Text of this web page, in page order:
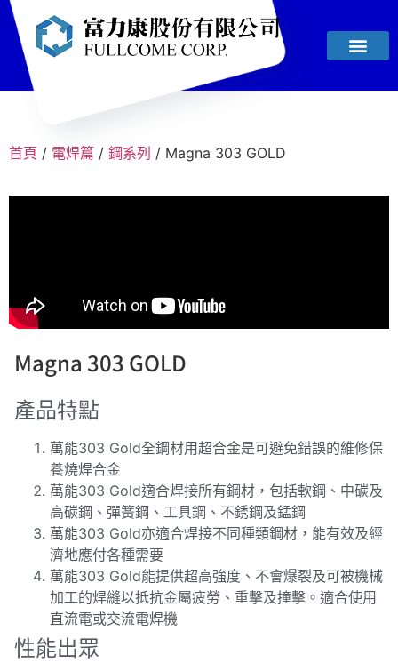
首頁 / 電焊篇 / 鋼系列 / Magna 303 GOLD
Magna 303 GOLD
產品特點
萬能303 Gold全鋼材用超合金是可避免錯誤的維修保
養燒焊合金
萬能303 Gold適合焊接所有鋼材，包括軟鋼、中碳及
高碳鋼、彈簧鋼、工具鋼、不銹鋼及錳鋼
萬能303 Gold亦適合焊接不同種類鋼材，能有效及經
濟地應付各種需要
萬能303 Gold能提供超高強度、不會爆裂及可被機械
加工的焊縫以抵抗金屬疲勞、重擊及撞擊。適合使用
直流電或交流電焊機
性能出眾